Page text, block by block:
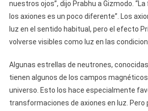
nuestros ojos”, dijo Prabhu a Gizmodo. “La
los axiones es un poco diferente”. Los
luz en el sentido habitual, pero el efecto
volverse visibles como luz en las
Algunas estrellas de neutrones,
tienen algunos de los campos
universo. Esto los hace especialmente
transformaciones de axiones en luz. Pero